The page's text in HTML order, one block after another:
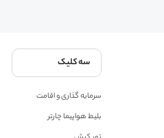
سه کلیک
سرمایه گذاری و اقامت
بلیط هواپیما چارتر